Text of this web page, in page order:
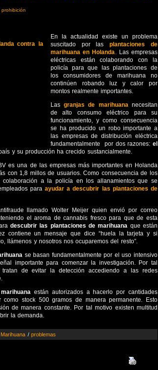
prohibición
En la actualidad existe un problema
suscitado por lasplantaciones de
marihuana en Holanda. Las empresas
eléctricas están colaborando con la
policía para que las plantaciones de
los consumidores de marihuana no
continúen robando luz y calor por
montos realmente importantes.
Lasgranjas de marihuana necesitan
de alto consumo eléctrico para su
funcionamiento, y como consecuencia
se ha producido un robo importante a
las empresas de distribución eléctrica
fundamentalmente por dos razones: el
y su producción ha crecido sustancialmente.
es una de las empresas más importantes en Holanda
con 1,8 millos de usuarios. Como consecuencia de los
colaboración a la policía en los allanamientos que se
para ayudar a descubrir las plantaciones de
llamado Wolter Meijer quien envió por correo
el aroma de cannabis fresco para que de esta
descubrir las plantaciones de marihuana que están
contiene un mensaje que dice “huela la tarjeta y si
llámenos y nosotros nos ocuparemos del resto”.
se basan fundamentalmente por el uso intensivo
importante para comenzar la investigación. Por tal
de evitar la detección accediendo a las redes
están autorizados a hacerlo por cantidades
stock 500 gramos de manera permanente. Esto
de manera constante. Por tal motivo existen multitud
la demanda.
Marihuana / problemas